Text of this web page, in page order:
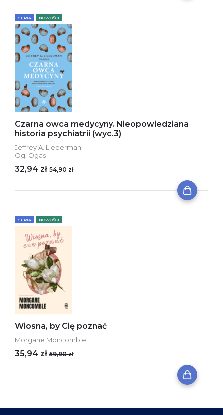
SERIA NOWOŚCI
Czarna owca medycyny. Nieopowiedziana
historia psychiatrii (wyd.3)
Jeffrey A. Lieberman
Ogi Ogas
32,94 zł 54,90 zł
SERIA NOWOŚCI
Wiosna, by Cię poznać
Morgane Moncomble
35,94 zł 59,90 zł